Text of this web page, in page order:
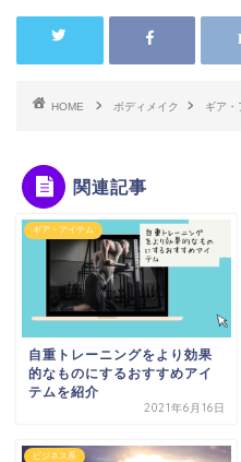
HOME ボディメイク ギア・
関連記事
ギア・アイテム
自重トレーニングをより効果
的なものにするおすすめアイ
テムを紹介
2021年6月16日
ビジネス系